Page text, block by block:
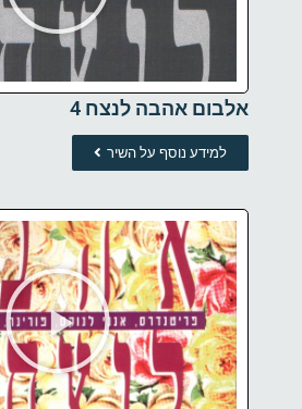
אלבום אהבה לנצח 4
למידע נוסף על השיר